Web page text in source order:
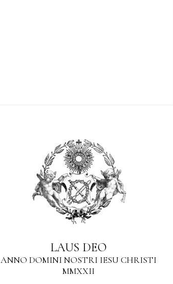
LAUS DEO
ANNO DOMINI NOSTRI IESU CHRISTI
MMXXII